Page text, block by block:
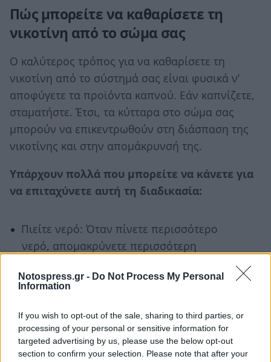
Notospress.gr - Do Not Process My Personal
Information
If you wish to opt-out of the sale, sharing to third parties, or
processing of your personal or sensitive information for
targeted advertising by us, please use the below opt-out
section to confirm your selection. Please note that after your
Πώς μπορείτε να καθαρίσετε τη
νικοτίνη από το σώμα σας
Ο καλύτερος τρόπος για να καθαρίσετε τη
νικοτίνη από το σύστημά σας είναι φυσικά ν’
αποφύγετε τα προϊόντα καπνού. Εάν καπνίζετε,
σταματήστε. Έτσι, τα κύτταρα στο σώμα σας
μπορούν να επικεντρωθούν στη διάσπαση της
νικοτίνης και στην απομάκρυνσή της.
Υπάρχουν πολλά που μπορείτε να κάνετε για
να επιταχύνετε αυτή τη διαδικασία:
Πιείτε νερό: Όταν πίνετε περισσότερο
νερό, απομακρύνετε περισσότερη
ούρων.
κάτι που καθαρίζει τη νικοτίνη πιο
γρήγορα. Ο ιδρώτας που
απελευθερώνεται μέσω της άσκησης